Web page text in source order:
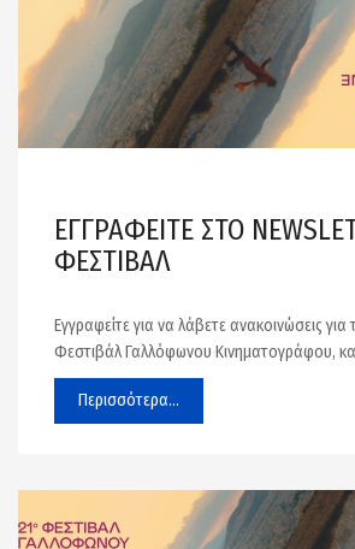
ΕΓΓΡΑΦΕΙΤΕ ΣΤΟ
ΦΕΣΤΙΒΑΛ
Εγγραφείτε για να λάβετε ανακοινώσεις
Φεστιβάλ Γαλλόφωνου Κινηματογράφου,
Περισσότερα...